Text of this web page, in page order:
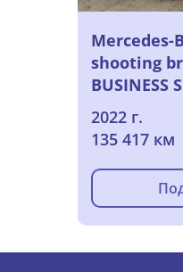
Mercedes-
shooting
BUSINESS
2022
2022 г.
135 417 км